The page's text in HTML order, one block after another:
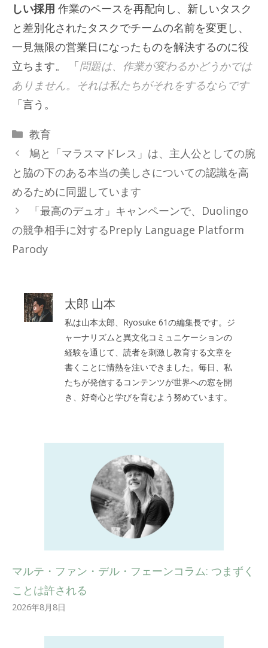
しい採用 作業のペースを再配向し、新しいタスク
と差別化されたタスクでチームの名前を変更し、
一見無限の営業日になったものを解決するのに役
立ちます。 「問題は、作業が変わるかどうかでは
ありません。それは私たちがそれをするならです
「言う。
カ
テ
ゴ
リ
ー
教育
鳩と「マラスマドレス」は、主人公としての腕
と脇の下のある本当の美しさについての認識を高
めるために同盟しています
「最高のデュオ」キャンペーンで、Duolingo
の競争相手に対するPreply Language Platform
Parody
太郎 山本
私は山本太郎、Ryosuke 61の編集長です。ジ
ャーナリズムと異文化コミュニケーションの
経験を通じて、読者を刺激し教育する文章を
書くことに情熱を注いできました。毎日、私
たちが発信するコンテンツが世界への窓を開
き、好奇心と学びを育むよう努めています。
マルテ・ファン・デル・フェーンコラム: つまずく
ことは許される
2026年8月8日